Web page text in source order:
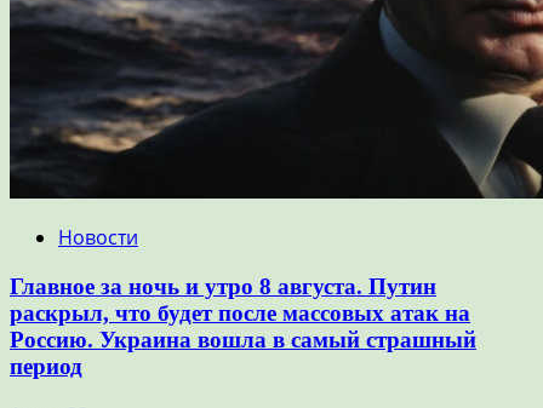
Новости
Главное за ночь и утро 8 августа. Путин
раскрыл, что будет после массовых атак на
Россию. Украина вошла в самый страшный
период